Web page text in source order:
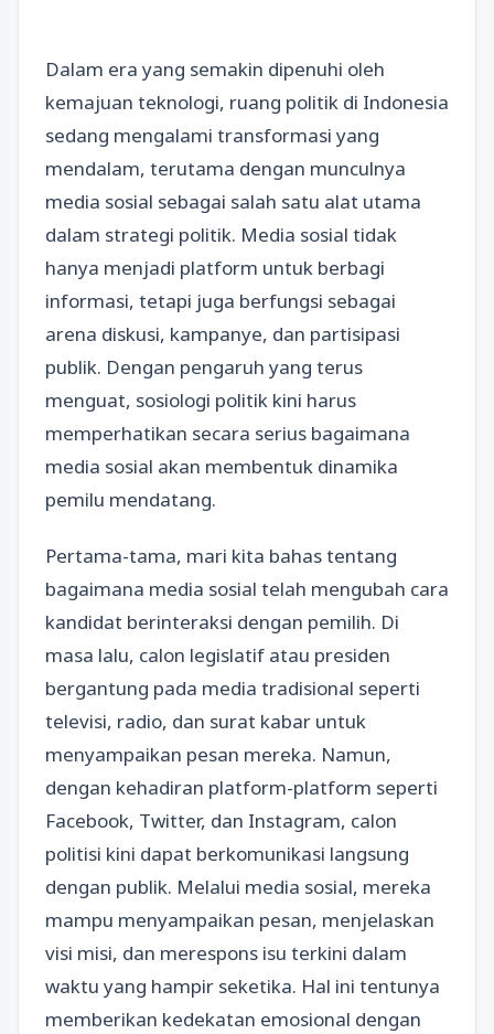
Dalam era yang semakin dipenuhi oleh
kemajuan teknologi, ruang politik di Indonesia
sedang mengalami transformasi yang
mendalam, terutama dengan munculnya
media sosial sebagai salah satu alat utama
dalam strategi politik. Media sosial tidak
hanya menjadi platform untuk berbagi
informasi, tetapi juga berfungsi sebagai
arena diskusi, kampanye, dan partisipasi
publik. Dengan pengaruh yang terus
menguat, sosiologi politik kini harus
memperhatikan secara serius bagaimana
media sosial akan membentuk dinamika
pemilu mendatang.
Pertama-tama, mari kita bahas tentang
bagaimana media sosial telah mengubah cara
kandidat berinteraksi dengan pemilih. Di
masa lalu, calon legislatif atau presiden
bergantung pada media tradisional seperti
televisi, radio, dan surat kabar untuk
menyampaikan pesan mereka. Namun,
dengan kehadiran platform-platform seperti
Facebook, Twitter, dan Instagram, calon
politisi kini dapat berkomunikasi langsung
dengan publik. Melalui media sosial, mereka
mampu menyampaikan pesan, menjelaskan
visi misi, dan merespons isu terkini dalam
waktu yang hampir seketika. Hal ini tentunya
memberikan kedekatan emosional dengan